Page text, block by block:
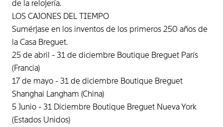
de la relojería.
LOS CAJONES DEL TIEMPO
Sumérjase en los inventos de los primeros 250 años de
la Casa Breguet.
25 de abril - 31 de diciembre Boutique Breguet París
(Francia)
17 de mayo - 31 de diciembre Boutique Breguet
Shanghai Langham (China)
5 Junio - 31 Diciembre Boutique Breguet Nueva York
(Estados Unidos)